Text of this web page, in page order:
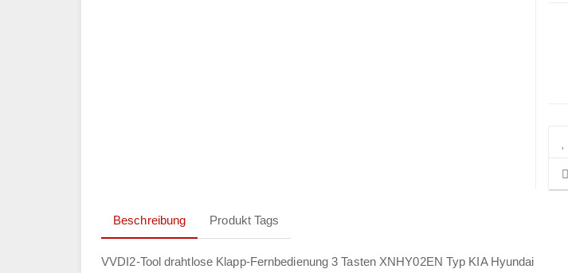
Beschreibung Produkt Tags
VVDI2-Tool drahtlose Klapp-Fernbedienung 3 Tasten XNHY02EN Typ KIA Hyundai